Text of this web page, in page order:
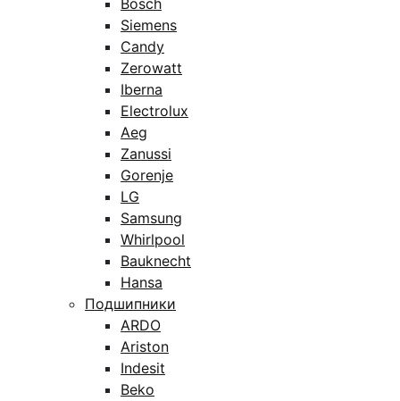
Bosch
Siemens
Candy
Zerowatt
Iberna
Electrolux
Aeg
Zanussi
Gorenje
LG
Samsung
Whirlpool
Bauknecht
Hansa
Подшипники
ARDO
Ariston
Indesit
Beko